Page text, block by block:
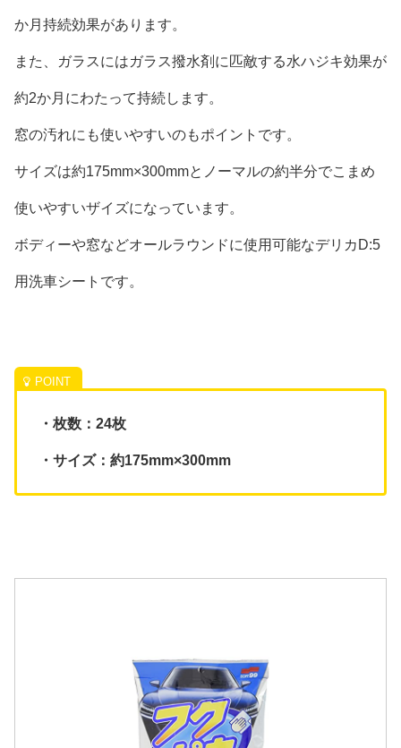
か月持続効果があります。
また、ガラスにはガラス撥水剤に匹敵する水ハジキ効果が
約2か月にわたって持続します。
窓の汚れにも使いやすいのもポイントです。
サイズは約175mm×300mmとノーマルの約半分でこまめ
使いやすいザイズになっています。
ボディーや窓などオールラウンドに使用可能なデリカD:5
用洗車シートです。
・枚数：24枚
・サイズ：約175mm×300mm